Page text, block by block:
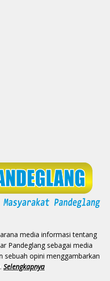
media informasi tentang
Pandeglang sebagai media
sebuah opini menggambarkan
Selengkapnya